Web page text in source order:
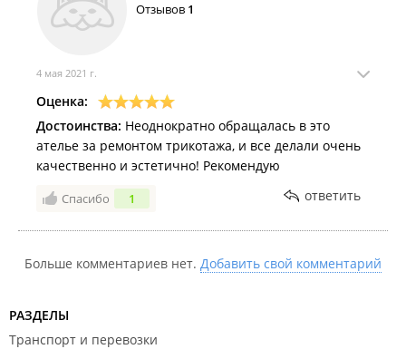
Отзывов 1
4 мая 2021 г.
Оценка:
Достоинства: Неоднократно обращалась в это
ателье за ремонтом трикотажа, и все делали очень
качественно и эстетично! Рекомендую
Спасибо 1 ответить
Больше комментариев нет. Добавить свой комментарий
РАЗДЕЛЫ
Транспорт и перевозки